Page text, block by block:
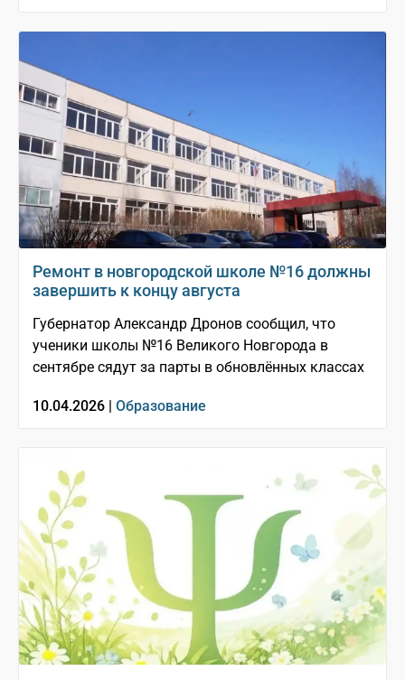
Ремонт в новгородской школе №16 должны
завершить к концу августа
Губернатор Александр Дронов сообщил, что
ученики школы №16 Великого Новгорода в
сентябре сядут за парты в обновлённых классах
10.04.2026 | Образование